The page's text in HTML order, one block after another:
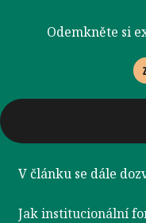
Odemkněte si
V článku se dále
Jak institucionální